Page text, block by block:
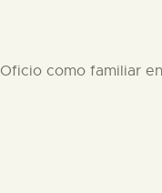
como familiar